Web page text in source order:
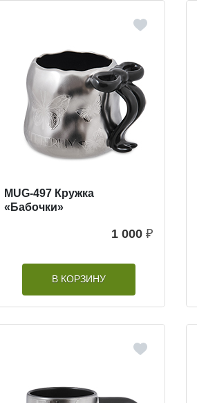
MUG-497 Кружка
«Бабочки»
1 000 ₽
В КОРЗИНУ